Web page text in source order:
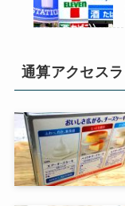
通算アクセス